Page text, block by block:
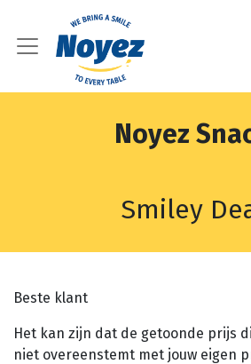
Noyez
Smiley
Beste klant
Het kan zijn dat de getoonde prijs
niet overeenstemt met jouw eigen